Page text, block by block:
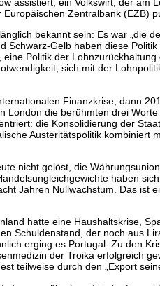
Zentralbank (EZB)
bekannt sein: Es war „die
Gelb haben diese
Politik der
sich mit der
Finanzkrise, dann
die berühmten drei
die Konsolidierung der
Austeritätspolitik kombiniert
nicht gelöst, die
haben
Jahren Nullwachstum. Das ist
hatte eine Haushaltskrise,
Schuldenstand, der noch aus
erging es Portugal. Zu den
der Troika erfolgreich
teilweise durch den „Export